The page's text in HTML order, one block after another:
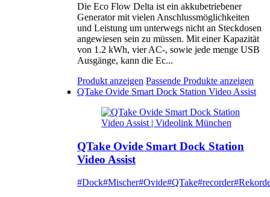
Die Eco Flow Delta ist ein akkubetriebener
Generator mit vielen Anschlussmöglichkeiten
und Leistung um unterwegs nicht an Steckdosen
angewiesen sein zu müssen. Mit einer Kapazität
von 1.2 kWh, vier AC-, sowie jede menge USB
Ausgänge, kann die Ec...
Produkt anzeigen Passende Produkte anzeigen
QTake Ovide Smart Dock Station Video Assist
QTake Ovide Smart Dock Station
Video Assist
#Dock#Mischer#Ovide#QTake#recorder